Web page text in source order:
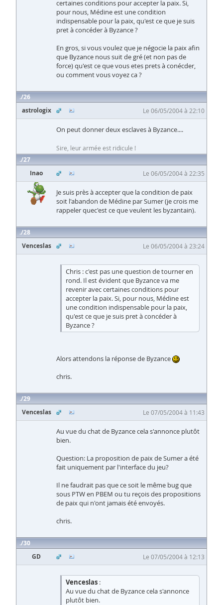
certaines conditions pour accepter la paix. Si,
pour nous, Médine est une condition
indispensable pour la paix, qu'est ce que je suis
pret à concéder à Byzance ?
En gros, si vous voulez que je négocie la paix afin
que Byzance nous suit de gré (et non pas de
force) qu'est ce que vous etes prets à conécder,
ou comment vous voyez ca ?
26
astrologix
Le 06/05/2004 à 22:10
On peut donner deux esclaves à Byzance....
Sire, leur armée est ridicule !
27
Inao
Le 06/05/2004 à 22:35
Je suis près à accepter que la condition de paix
soit l'abandon de Médine par Sumer (je crois me
rappeler quec'est ce que veulent les byzantain).
28
Venceslas
Le 06/05/2004 à 23:24
Chris : c'est pas une question de tourner en
rond. Il est évident que Byzance va me
revenir avec certaines conditions pour
accepter la paix. Si, pour nous, Médine est
une condition indispensable pour la paix,
qu'est ce que je suis pret à concéder à
Byzance ?
Alors attendons la réponse de Byzance
chris.
29
Venceslas
Le 07/05/2004 à 11:43
Au vue du chat de Byzance cela s'annonce plutôt
bien.
Question: La proposition de paix de Sumer a été
fait uniquement par l'interface du jeu?
Il ne faudrait pas que ce soit le même bug que
sous PTW en PBEM ou tu reçois des propositions
de paix qui n'ont jamais été envoyés.
chris.
30
GD
Le 07/05/2004 à 12:13
Venceslas :
Au vue du chat de Byzance cela s'annonce
plutôt bien.